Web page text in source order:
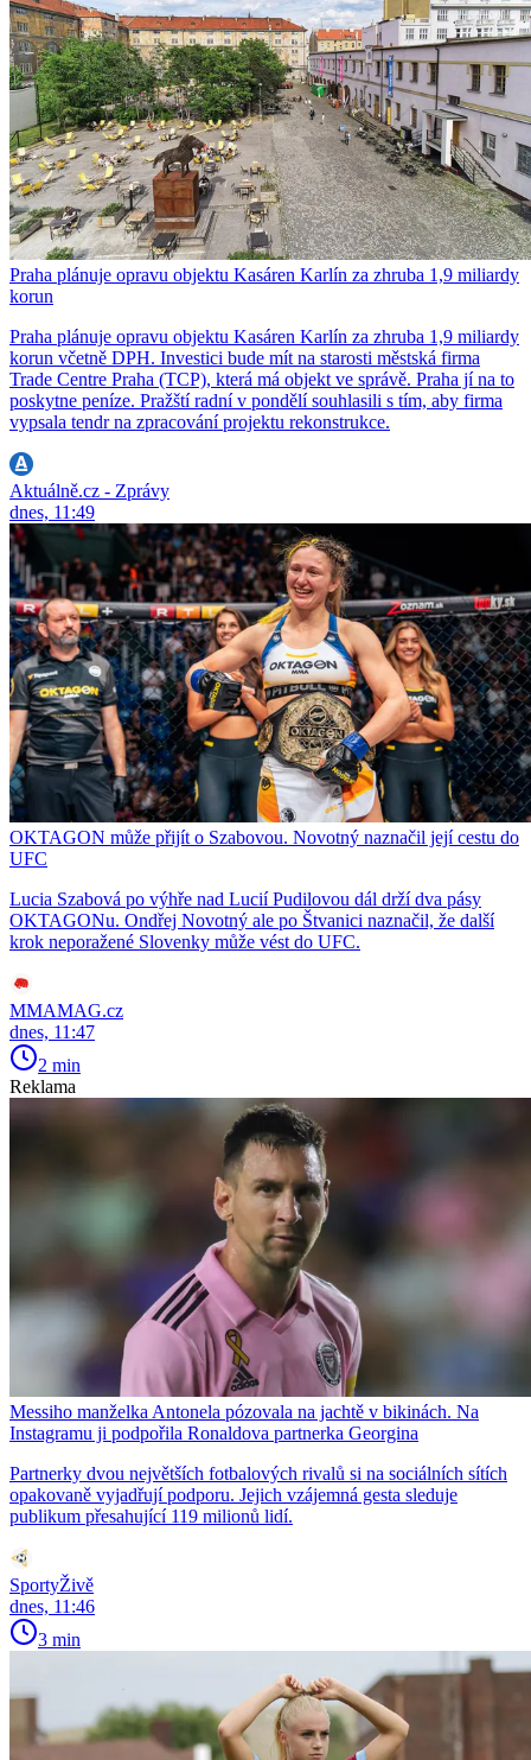
Praha plánuje opravu objektu Kasáren Karlín za zhruba 1,9 miliardy
korun
Praha plánuje opravu objektu Kasáren Karlín za zhruba 1,9 miliardy
korun včetně DPH. Investici bude mít na starosti městská firma
Trade Centre Praha (TCP), která má objekt ve správě. Praha jí na to
poskytne peníze. Pražští radní v pondělí souhlasili s tím, aby firma
vypsala tendr na zpracování projektu rekonstrukce.
Aktuálně.cz - Zprávy
dnes, 11:49
OKTAGON může přijít o Szabovou. Novotný naznačil její cestu do
UFC
Lucia Szabová po výhře nad Lucií Pudilovou dál drží dva pásy
OKTAGONu. Ondřej Novotný ale po Štvanici naznačil, že další
krok neporažené Slovenky může vést do UFC.
MMAMAG.cz
dnes, 11:47
2 min
Reklama
Messiho manželka Antonela pózovala na jachtě v bikinách. Na
Instagramu ji podpořila Ronaldova partnerka Georgina
Partnerky dvou největších fotbalových rivalů si na sociálních sítích
opakovaně vyjadřují podporu. Jejich vzájemná gesta sleduje
publikum přesahující 119 milionů lidí.
SportyŽivě
dnes, 11:46
3 min